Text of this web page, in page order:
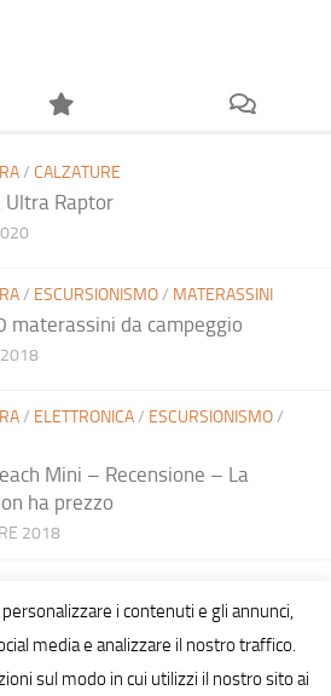
/ CALZATURE
Ultra Raptor
/ ESCURSIONISMO/ MATERASSINI
materassini da campeggio
2018
/ ELETTRONICA/ ESCURSIONISMO/
Mini – Recensione – La
ha prezzo
2018
© 2026. All Rights Reserved.
i contenuti e gli annunci,
media e analizzare il nostro traffico.
sul modo in cui utilizzi il nostro sito ai